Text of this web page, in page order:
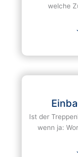
welche
Ist der
wenn ja: